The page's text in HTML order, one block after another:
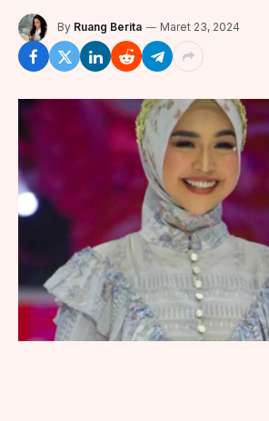
By Ruang Berita Maret 23, 2024